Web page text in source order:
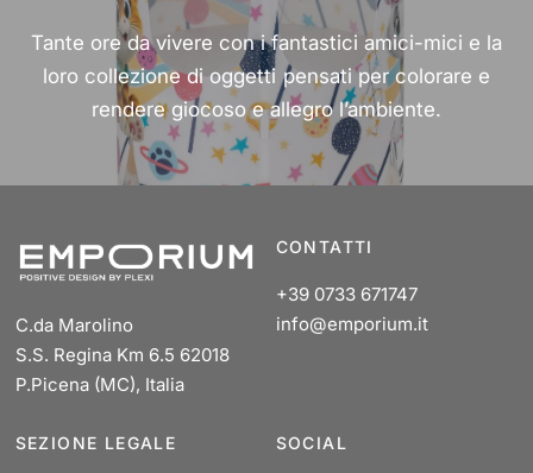
Tante ore da vivere con i fantastici amici-mici e la
loro collezione di oggetti pensati per colorare e
rendere giocoso e allegro l’ambiente.
C.da Marolino
S.S. Regina Km 6.5 62018
P.Picena (MC), Italia
CONTATTI
+39 0733 671747
info@emporium.it
SEZIONE LEGALE SOCIAL